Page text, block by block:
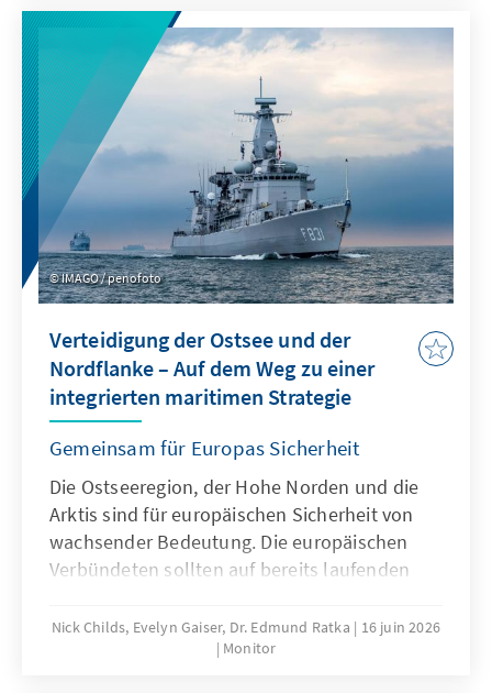
Kompetenzen für die Sicherheitsbehörden
sowie eine Stärkung des
Bevölkerungsschutzes. Zudem sind
demokratische Resilienz und ein neues
gesamtgesellschaftliches
Verantwortungsbewusstsein
Schlüsselfaktoren, um im hybriden Krieg zu
bestehen.
IMAGO / penofoto
Verteidigung der Ostsee und der
Nordflanke – Auf dem Weg zu einer
integrierten maritimen Strategie
Gemeinsam für Europas Sicherheit
Die Ostseeregion, der Hohe Norden und die
Arktis sind für europäischen Sicherheit von
wachsender Bedeutung. Die europäischen
Verbündeten sollten auf bereits laufenden
integrierte und nachhaltige maritime
Strategie zu entwickeln und umzusetzen. Eine
Nick Childs, Evelyn Gaiser, Dr. Edmund Ratka
16 juin 2026
Monitor